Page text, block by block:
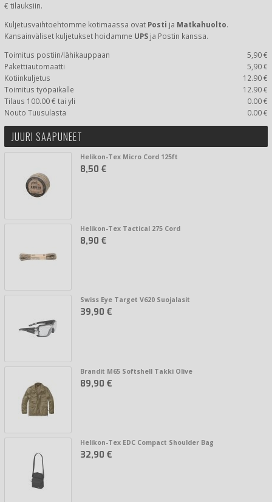
€ tilauksiin.
Kuljetusvaihtoehtomme kotimaassa ovat Posti ja Matkahuolto.
Kansainväliset kuljetukset hoidamme UPS ja Postin kanssa.
Toimitus postiin/lähikauppaan
5,90 €
Pakettiautomaatti
5,90 €
Kotiinkuljetus
12.90 €
Toimitus työpaikalle
12.90 €
Tilaus 100.00 € tai yli
0.00 €
Nouto Tuusulasta
0.00 €
JUURI SAAPUNEET
Helikon-Tex Micro Cord 125ft
8,50 €
Helikon-Tex Tactical 275 Cord
8,90 €
Swiss Eye Target V620 Suojalasit
39,90 €
Brandit M65 Softshell Takki Olive
89,90 €
Helikon-Tex EDC Compact Shoulder Bag
32,90 €